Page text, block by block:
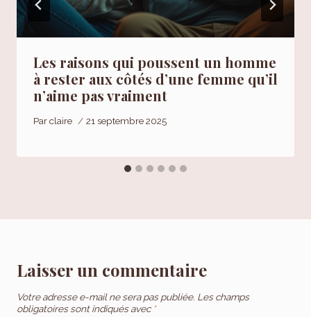
Les raisons qui poussent un homme
à rester aux côtés d’une femme qu’il
n’aime pas vraiment
Parclaire 21 septembre 2025
Laisser un commentaire
Votre adresse e-mail ne sera pas publiée. Les champs
obligatoires sont indiqués avec *